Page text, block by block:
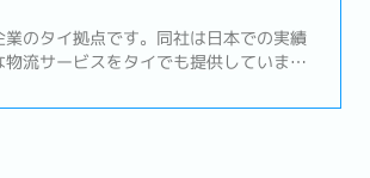
業のタイ拠点です。同社は日本での実績
流サービスをタイでも提供していま
の確認、発行・ 国際輸送、輸入書類の